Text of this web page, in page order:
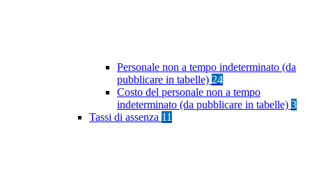
Personale non a tempo indeterminato (da
pubblicare in tabelle) 24
Costo del personale non a tempo
indeterminato (da pubblicare in tabelle) 3
Tassi di assenza 11